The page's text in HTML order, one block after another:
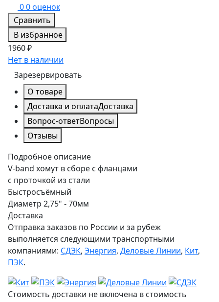
00 оценок
Сравнить
В избранное
1960 ₽
Нет в наличии
Зарезервировать
О товаре
Доставка и оплатаДоставка
Вопрос-ответВопросы
Отзывы
Подробное описание
V-band хомут в сборе с фланцами
с проточкой из стали
Быстросъёмный
Диаметр 2,75" - 70мм
Доставка
Отправка заказов по России и за рубеж
выполняется следующими транспортными
компаниями: СДЭК, Энергия, Деловые Линии, Кит,
ПЭК.
Стоимость доставки не включена в стоимость